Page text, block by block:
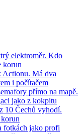
elektroměr. Kdo
korun
Actionu. Má dva
i počítačem
přímo na mapě.
jako z kokpitu
10 Čechů vyhodí.
fotkách jako profi